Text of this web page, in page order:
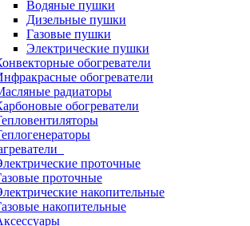
Водяные пушки
Дизельные пушки
Газовые пушки
Электрические пушки
обогреватели
обогреватели
радиаторы
обогреватели
проточные
проточные
накопительные
накопительные